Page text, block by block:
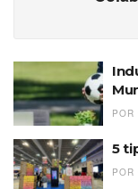
POR
5
POR